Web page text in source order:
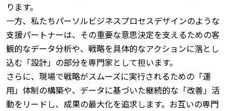
ります。
一方、私たちパーソルビジネスプロセスデザインのような
支援パートナーは、その重要な意思決定を支えるための客
観的なデータ分析や、戦略を具体的なアクションに落とし
込む「設計」の部分を専門家として担います。
さらに、現場で戦略がスムーズに実行されるための「運
用」体制の構築や、データに基づいた継続的な「改善」活
動をリードし、成果の最大化を追求します。 お互いの専門